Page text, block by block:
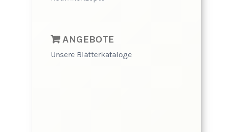
ANGEBOTE
Unsere Blätterkataloge